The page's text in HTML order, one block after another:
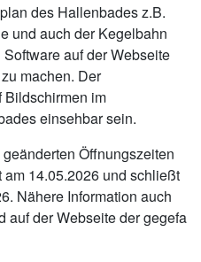
des Hallenbades z.B.
und auch der Kegelbahn
auf der Webseite
machen. Der
Bildschirmen im
einsehbar sein.
Öffnungszeiten
14.05.2026 und schließt
Nähere Information auch
auf der Webseite der gegefa